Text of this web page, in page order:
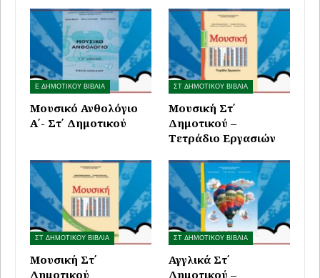
Ε ΔΗΜΟΤΙΚΟΥ ΒΙΒΛΙΑ
Μουσικό Ανθολόγιο
Α΄- Στ΄ Δημοτικού
ΣΤ ΔΗΜΟΤΙΚΟΥ ΒΙΒΛΙΑ
Μουσική Στ΄
Δημοτικού –
Τετράδιο Εργασιών
ΣΤ ΔΗΜΟΤΙΚΟΥ ΒΙΒΛΙΑ
Μουσική Στ΄
Δημοτικού
ΣΤ ΔΗΜΟΤΙΚΟΥ ΒΙΒΛΙΑ
Αγγλικά Στ΄
Δημοτικού –